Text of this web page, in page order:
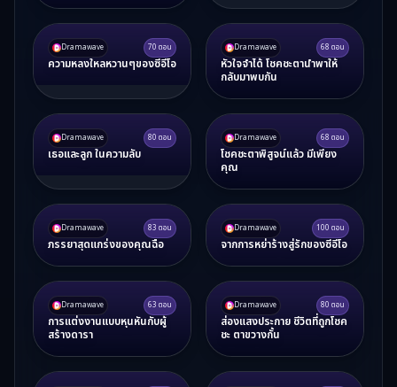
Dramawave 70 ตอน
ความหลงใหลหวานๆของซีอีโอ
Dramawave 68 ตอน
หัวใจจำได้ โชคชะตานำพาให้
กลับมาพบกัน
Dramawave 80 ตอน
เธอและลูก ในความลับ
Dramawave 68 ตอน
โชคชะตาพิสูจน์แล้ว มีเพียง
คุณ
Dramawave 83 ตอน
ภรรยาสุดแกร่งของคุณฉือ
Dramawave 100 ตอน
จากการหย่าร้างสู่รักของซีอีโอ
Dramawave 63 ตอน
การแต่งงานแบบหุนหันกับผู้
สร้างดารา
Dramawave 80 ตอน
ส่องแสงประกาย ชีวิตที่ถูกโชค
ชะ ตาขวางกั้น